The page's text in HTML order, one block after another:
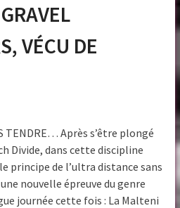
VÉCU DE
TENDRE… Après s’être plongé
Divide, dans cette discipline
principe de l’ultra distance sans
nouvelle épreuve du genre
journée cette fois : La Malteni